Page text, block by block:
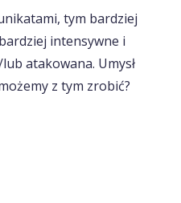
tym bardziej
intensywne i
atakowana. Umysł
z tym zrobić?